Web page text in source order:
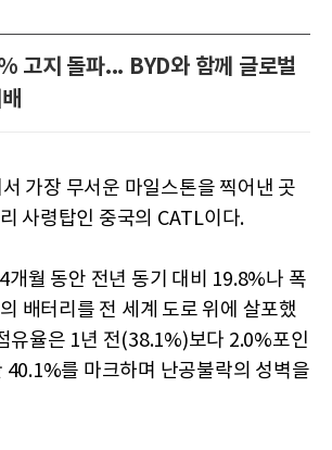
고지 돌파... BYD와 함께 글로벌
가장 무서운 마일스톤을 찍어낸 곳
사령탑인 중국의 CATL이다.
개월 동안 전년 동기 대비 19.8%나 폭
배터리를 전 세계 도로 위에 살포했
유율은 1년 전(38.1%)보다 2.0%포인
40.1%를 마크하며 난공불락의 성벽을